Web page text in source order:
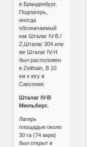
в Бранденбург.
Подлагерь,
иногда
обозначаемый
как Шталаг IV-B /
Z,Шталаг 304 или
же Шталаг IV-H
был расположен
в Zeithain, В 10
км к югу в
Саксония.
Шталаг IV-B
Мюльберг.
Лагерь
площадью около
30 га (74 акра)
был открыт в